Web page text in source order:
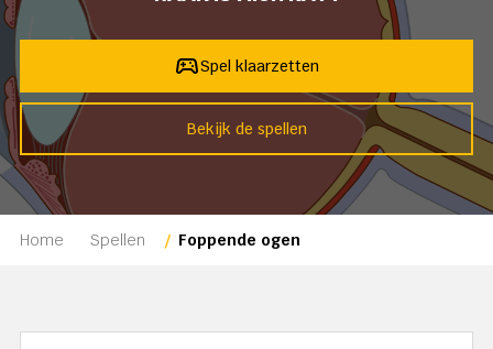
Spel klaarzetten
Bekijk de spellen
Home Spellen Foppende ogen
Methoden
Ervaringen
Prijzen
Support